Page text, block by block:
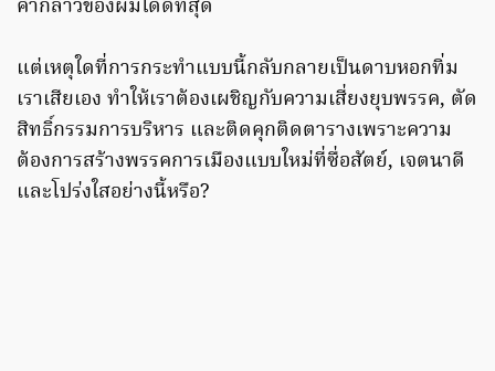
คำกล่าวของผมได้ดีที่สุด
แต่เหตุใดที่การกระทำแบบนี้กลับกลายเป็นดาบหอกทิ่ม
เราเสียเอง ทำให้เราต้องเผชิญกับความเสี่ยงยุบพรรค, ตัด
สิทธิ์กรรมการบริหาร และติดคุกติดตารางเพราะความ
ต้องการสร้างพรรคการเมืองแบบใหม่ที่ซื่อสัตย์, เจตนาดี
และโปร่งใสอย่างนี้หรือ?